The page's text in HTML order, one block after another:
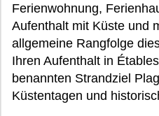
Ferienwohnung,
Aufenthalt mit Küste und
allgemeine Rangfolge
Ihren Aufenthalt in
benannten Strandziel
Küstentagen und